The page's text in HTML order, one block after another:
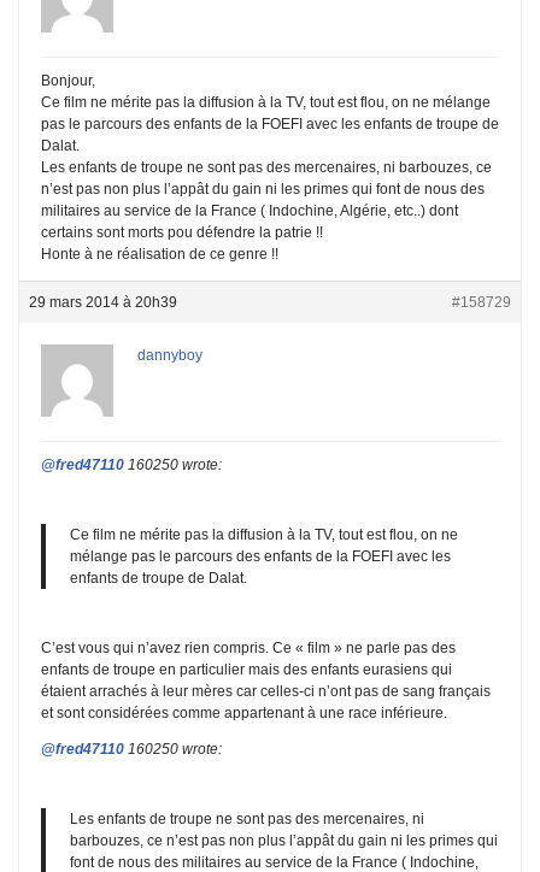
Bonjour,
Ce film ne mérite pas la diffusion à la TV, tout est flou, on ne mélange
pas le parcours des enfants de la FOEFI avec les enfants de troupe de
Dalat.
Les enfants de troupe ne sont pas des mercenaires, ni barbouzes, ce
n’est pas non plus l’appât du gain ni les primes qui font de nous des
militaires au service de la France ( Indochine, Algérie, etc..) dont
certains sont morts pou défendre la patrie !!
Honte à ne réalisation de ce genre !!
29 mars 2014 à 20h39 #158729
dannyboy
@fred47110 160250 wrote:
Ce film ne mérite pas la diffusion à la TV, tout est flou, on ne
mélange pas le parcours des enfants de la FOEFI avec les
enfants de troupe de Dalat.
C’est vous qui n’avez rien compris. Ce « film » ne parle pas des
enfants de troupe en particulier mais des enfants eurasiens qui
étaient arrachés à leur mères car celles-ci n’ont pas de sang français
et sont considérées comme appartenant à une race inférieure.
@fred47110 160250 wrote:
Les enfants de troupe ne sont pas des mercenaires, ni
barbouzes, ce n’est pas non plus l’appât du gain ni les primes qui
font de nous des militaires au service de la France ( Indochine,